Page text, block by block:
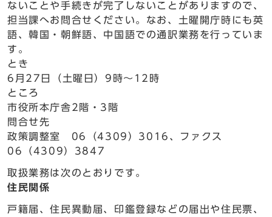
ないことや手続きが完了しないことがありますので、
担当課へお問合せください。なお、土曜開庁時にも英
語、韓国・朝鮮語、中国語での通訳業務を行っていま
す。
とき
6月27日（土曜日）9時～12時
ところ
市役所本庁舎2階・3階
問合せ先
政策調整室 06（4309）3016、ファクス
06（4309）3847
取扱業務は次のとおりです。
住民関係
戸籍届、住民異動届、印鑑登録などの届出や住民票、